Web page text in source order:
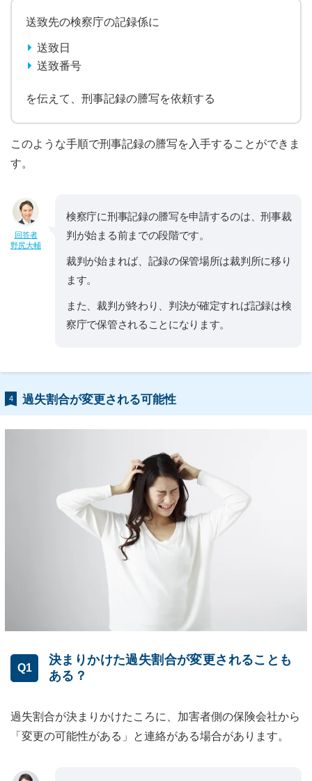
送致先の検察庁の記録係に
送致日
送致番号
を伝えて、刑事記録の謄写を依頼する
このような手順で刑事記録の謄写を入手することができま
す。
回答者
野尻大輔
検察庁に刑事記録の謄写を申請するのは、刑事裁
判が始まる前までの段階です。
裁判が始まれば、記録の保管場所は裁判所に移り
ます。
また、裁判が終わり、判決が確定すれば記録は検
察庁で保管されることになります。
4 過失割合が変更される可能性
Q1
決まりかけた過失割合が変更されることも
ある？
過失割合が決まりかけたころに、加害者側の保険会社から
「変更の可能性がある」と連絡がある場合があります。